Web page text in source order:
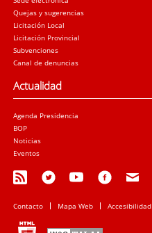
Quejas y sugerencias
Licitación Local
Licitación Provincial
Subvenciones
Canal de denuncias
Actualidad
Agenda Presidencia
BOP
Noticias
Eventos
Contacto Mapa Web Accesibilidad